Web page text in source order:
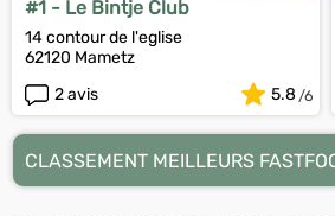
#1 - Le Bintje Club
14 contour de l'eglise
62120 Mametz
2 avis
5.8
CLASSEMENT MEILLEURS